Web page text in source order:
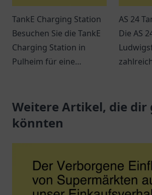
TankE Charging Station
Besuchen Sie die TankE
Charging Station in
Pulheim für eine
Elektrofahrzeug.
AS 24
Die AS
für
Weitere Artikel, die dir
könnten